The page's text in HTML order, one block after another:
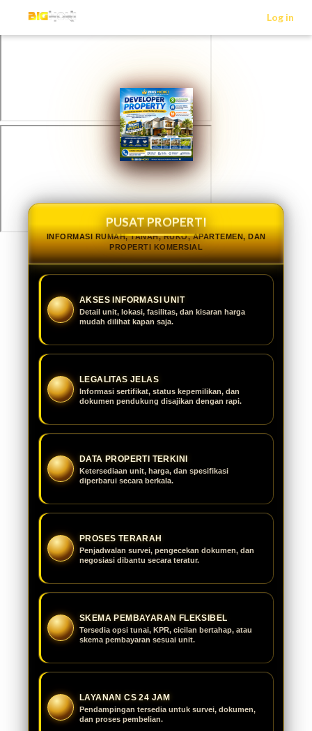
Log in
PUSAT PROPERTI
INFORMASI RUMAH, TANAH, RUKO, APARTEMEN, DAN
PROPERTI KOMERSIAL
AKSES INFORMASI UNIT
Detail unit, lokasi, fasilitas, dan kisaran harga
mudah dilihat kapan saja.
LEGALITAS JELAS
Informasi sertifikat, status kepemilikan, dan
dokumen pendukung disajikan dengan rapi.
DATA PROPERTI TERKINI
Ketersediaan unit, harga, dan spesifikasi
diperbarui secara berkala.
PROSES TERARAH
Penjadwalan survei, pengecekan dokumen, dan
negosiasi dibantu secara teratur.
SKEMA PEMBAYARAN FLEKSIBEL
Tersedia opsi tunai, KPR, cicilan bertahap, atau
skema pembayaran sesuai unit.
LAYANAN CS 24 JAM
Pendampingan tersedia untuk survei, dokumen,
dan proses pembelian.